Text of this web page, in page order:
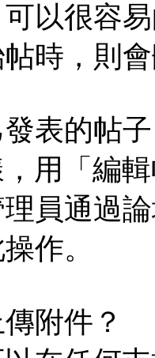
以很容
時，則
表的帖
用「編
員通過
作。
附件？